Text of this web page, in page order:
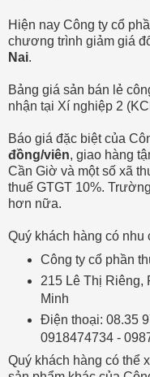
Hiện nay Công ty cổ
chương trình giảm giá
Nai.
Bảng giá sản bán lẻ
nhận tại Xí nghiệp 2
Báo giá đặc biệt của
đồng/viên, giao hàng
Cần Giờ và một số xã
thuế GTGT 10%.
hơn nữa.
Quý khách hàng có nhu
Công ty cổ phần
215 Lê Thị Riêng,
Minh
Điện thoại: 08.35
0918474734 -
Quý khách hàng có thể